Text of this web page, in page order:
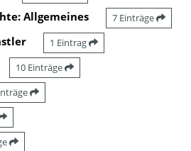
Allgemeines 7 Einträge
1 Eintrag
10 Einträge